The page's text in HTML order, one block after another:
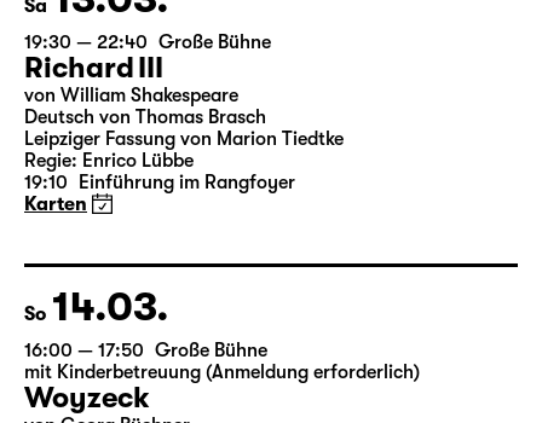
Sa 13.03.
19:30 — 22:40 Große Bühne
Richard III
von William Shakespeare
Deutsch von Thomas Brasch
19:10 Einführung im Rangfoyer
Karten
So 14.03.